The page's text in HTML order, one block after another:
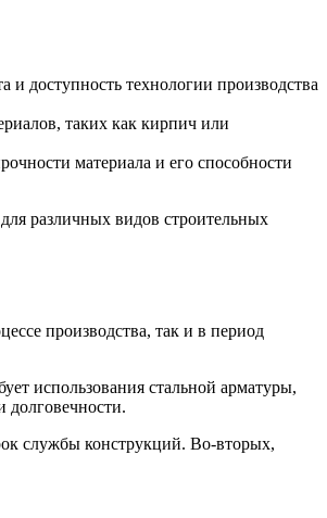
доступность технологии производства
таких как кирпич или
материала и его способности
различных видов строительных
производства, так и в период
использования стальной арматуры,
долговечности.
службы конструкций. Во-вторых,